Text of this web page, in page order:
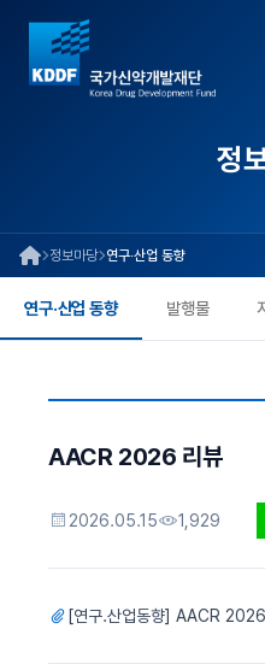
정
정보마당 연구·산업 동향
연구·산업 동향 발행물
AACR 2026 리뷰
2026.05.15 1,929
[연구.산업동향] AACR